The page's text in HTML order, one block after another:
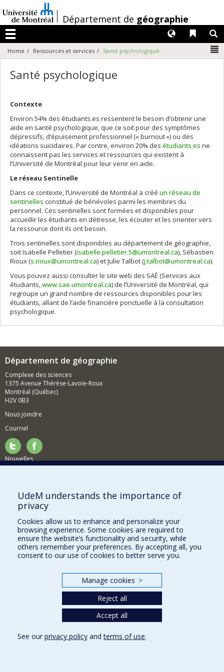
au
contenu
/Département de géographie
Menu
Liens
Langues
Home Ressources et services Santé psychologique
Santé psychologique
Contexte
Environ 54% des étudiants.es ressentent le besoin d’obtenir une
aide en santé psychologique, que ce soit pour des symptômes
dépressifs, d’épuisement professionnel (« burnout ») ou des
idéations suicidaires. Par contre, environ 20% des étudiants.es ne
connaissent pas les services et ressources qui existent à
l’Université de Montréal pour leur venir en aide.
Le réseau Sentinelle
Dans ce contexte, l’Université de Montréal a créé un réseau de
sentinelles constitué de bénévoles parmi les membres du
personnel. Ces sentinelles sont formées et disponibles pour
accueillir les étudiants en détresse, les écouter et les orienter vers
la ressource dont ils ont besoin.
Trois sentinelles sont disponibles au département de géographie,
soit Isabelle Pelletier (isabelle.pelletier.5@umontreal.ca), Sébastien
Rioux (s.rioux@umontreal.ca) et Julie Talbot (j.talbot@umontreal.ca).
Vous pouvez aussi consulter le site web des SAÉ (Services aux
étudiants,www.sae.umontreal.ca) de l’Université de Montréal, qui
regroupe un grand nombre de ressources disponibles pour les
étudiants, allant de l’aide financière ponctuelle à la consultation
psychologique.
Département de géographie
Complexe des sciences
1375 Avenue Thérèse-Lavoie-Roux
Montréal (Québec)
H2V 0B3
Nous joindre
Courriel
Nouvelles
Comment soutenir le Département?
BESOIN D'AIDE?
Plan du site
Signaler une erreur
Accessibilité
Nos départements et écoles
UdeM understands the importance of
privacy
Cookies allow us to enhance and personalize your
browsing experience. Some cookies are required to
ensure the website’s functionality and security, while
others remember your preferences. By accepting all, you
consent to our use of cookies to better serve you.
Manage cookies >
Reject all
Accept all
See our privacy policy andterms of use.